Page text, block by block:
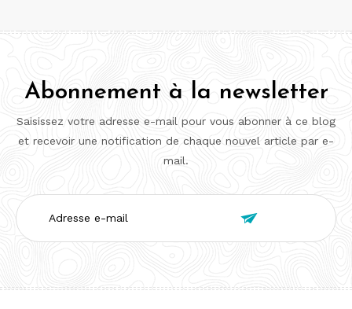
Abonnement à la newsletter
Saisissez votre adresse e-mail pour vous abonner à ce blog
et recevoir une notification de chaque nouvel article par e-
mail.
Adresse
e-
mail
